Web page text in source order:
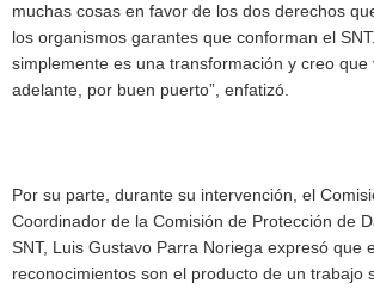
muchas cosas en favor de los dos derechos
los organismos garantes que conforman el
simplemente es una transformación y creo que
adelante, por buen puerto”, enfatizó.
Por su parte, durante su intervención, el
Coordinador de la Comisión de Protección de
SNT, Luis Gustavo Parra Noriega expresó que
reconocimientos son el producto de un trabajo